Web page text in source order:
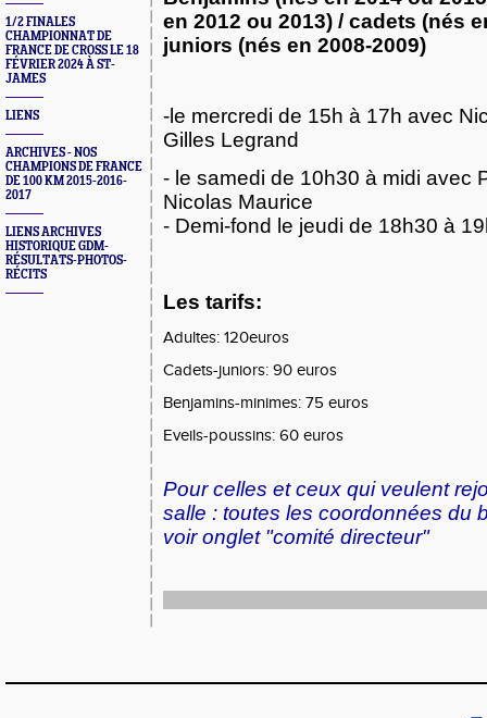
1/2 FINALES
CHAMPIONNAT DE
FRANCE DE CROSS LE 18
FÉVRIER 2024 À ST-
JAMES
LIENS
ARCHIVES - NOS
CHAMPIONS DE FRANCE
DE 100 KM 2015-2016-
2017
LIENS ARCHIVES
HISTORIQUE GDM-
RÉSULTATS-PHOTOS-
RÉCITS
en 2012 ou 2013) / cadets (nés
juniors (nés en 2008-2009)
-le mercredi de 15h à 17h avec
Gilles Legrand
- le samedi de 10h30 à midi avec
Nicolas Maurice
- Demi-fond le jeudi de 18h30 à
Les tarifs:
Adultes: 120euros
Cadets-juniors: 90 euros
Benjamins-minimes: 75 euros
Eveils-poussins:
Pour celles et ceux qui veulent
salle : toutes les coordonnées du
voir onglet "comité directeur"